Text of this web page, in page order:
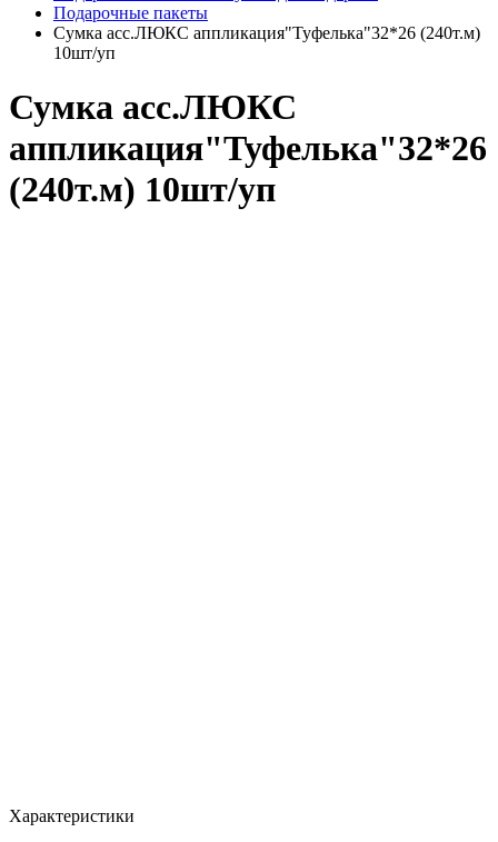
Подарочные пакеты
Сумка асс.ЛЮКС аппликация"Туфелька"32*26 (240т.м)
10шт/уп
Сумка асс.ЛЮКС
аппликация"Туфелька"32*26
(240т.м) 10шт/уп
Характеристики